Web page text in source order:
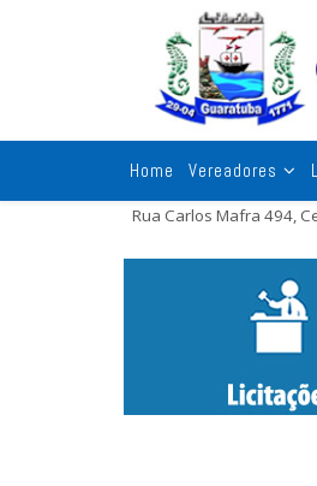
Home Vereadores
Rua Carlos Mafra 494,